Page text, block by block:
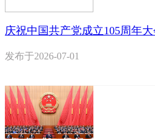
庆祝中国共产党成立105周年
发布于2026-07-01